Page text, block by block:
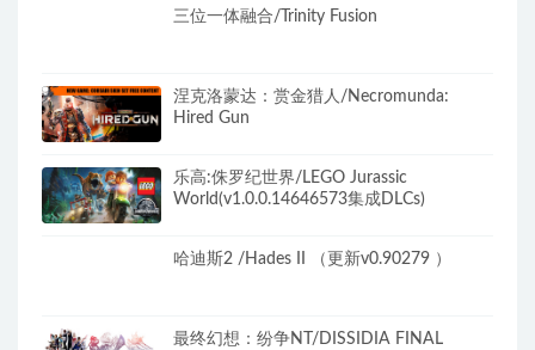
三位一体融合/Trinity Fusion
涅克洛蒙达：赏金猎人/Necromunda:
Hired Gun
乐高:侏罗纪世界/LEGO Jurassic
World(v1.0.0.14646573集成DLCs)
哈迪斯2 /Hades II （更新v0.90279 ）
最终幻想：纷争NT/DISSIDIA FINAL